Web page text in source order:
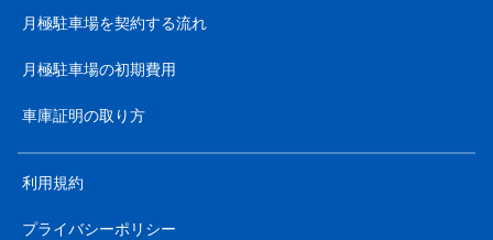
月極駐車場を契約する流れ
月極駐車場の初期費用
車庫証明の取り方
利用規約
プライバシーポリシー